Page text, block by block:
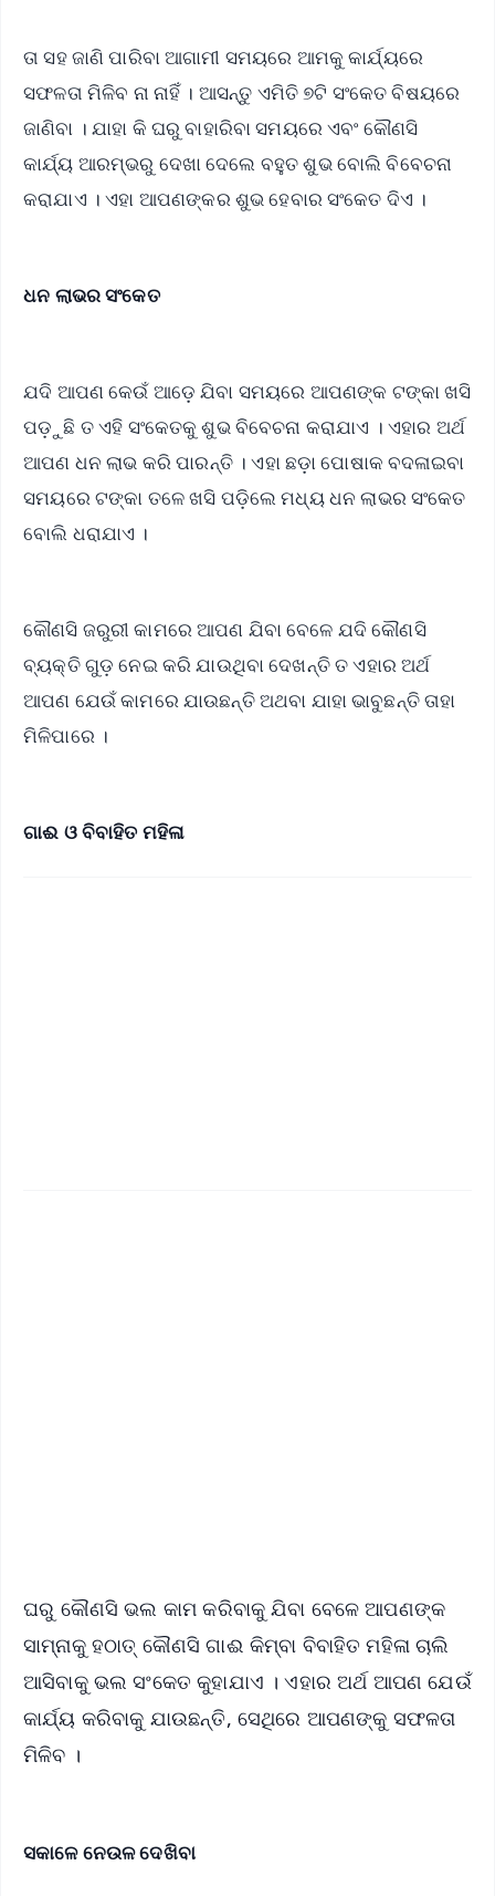
ତା ସହ ଜାଣି ପାରିବା ଆଗାମୀ ସମୟରେ ଆମକୁ କାର୍ଯ୍ୟରେ
ସଫଳତା ମିଳିବ ନା ନାହିଁ । ଆସନ୍ତୁ ଏମିତି ୭ଟି ସଂକେତ ବିଷୟରେ
ଜାଣିବା । ଯାହା କି ଘରୁ ବାହାରିବା ସମୟରେ ଏବଂ କୌଣସି
କାର୍ଯ୍ୟ ଆରମ୍ଭରୁ ଦେଖା ଦେଲେ ବହୁତ ଶୁଭ ବୋଲି ବିବେଚନା
କରାଯାଏ । ଏହା ଆପଣଙ୍କର ଶୁଭ ହେବାର ସଂକେତ ଦିଏ ।
ଧନ ଲାଭର ସଂକେତ
ଯଦି ଆପଣ କେଉଁ ଆଡ଼େ ଯିବା ସମୟରେ ଆପଣଙ୍କ ଟଙ୍କା ଖସି
ପଡ଼ୁଛି ତ ଏହି ସଂକେତକୁ ଶୁଭ ବିବେଚନା କରାଯାଏ । ଏହାର ଅର୍ଥ
ଆପଣ ଧନ ଲାଭ କରି ପାରନ୍ତି । ଏହା ଛଡ଼ା ପୋଷାକ ବଦଳାଇବା
ସମୟରେ ଟଙ୍କା ତଳେ ଖସି ପଡ଼ିଲେ ମଧ୍ୟ ଧନ ଲାଭର ସଂକେତ
ବୋଲି ଧରାଯାଏ ।
କୌଣସି ଜରୁରୀ କାମରେ ଆପଣ ଯିବା ବେଳେ ଯଦି କୌଣସି
ବ୍ୟକ୍ତି ଗୁଡ଼ ନେଇ କରି ଯାଉଥିବା ଦେଖନ୍ତି ତ ଏହାର ଅର୍ଥ
ଆପଣ ଯେଉଁ କାମରେ ଯାଉଛନ୍ତି ଅଥବା ଯାହା ଭାବୁଛନ୍ତି ତାହା
ମିଳିପାରେ ।
ଗାଈ ଓ ବିବାହିତ ମହିଳା
ଘରୁ କୌଣସି ଭଲ କାମ କରିବାକୁ ଯିବା ବେଳେ ଆପଣଙ୍କ
ସାମ୍ନାକୁ ହଠାତ୍ କୌଣସି ଗାଈ କିମ୍ବା ବିବାହିତ ମହିଳା ଚାଲି
ଆସିବାକୁ ଭଲ ସଂକେତ କୁହାଯାଏ । ଏହାର ଅର୍ଥ ଆପଣ ଯେଉଁ
କାର୍ଯ୍ୟ କରିବାକୁ ଯାଉଛନ୍ତି, ସେଥିରେ ଆପଣଙ୍କୁ ସଫଳତା
ମିଳିବ ।
ସକାଳେ ନେଉଳ ଦେଖିବା